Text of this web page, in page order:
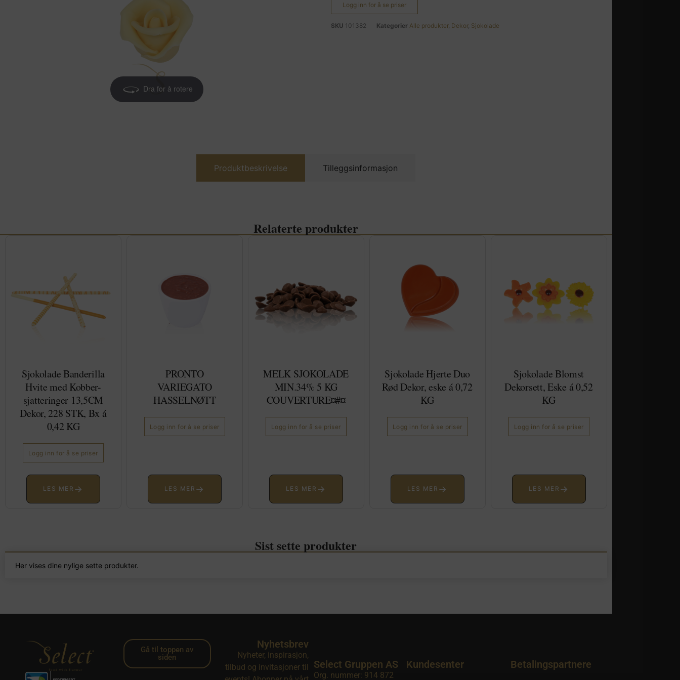
Dra for å rotere
Logg inn for å se priser
SKU 101382 Kategorier Alle produkter, Dekor, Sjokolade
Produktbeskrivelse Tilleggsinformasjon
Relaterte produkter
Sjokolade Banderilla
Hvite med Kobber-
sjatteringer 13,5CM
Dekor, 228 STK, Bx á
0,42 KG
Logg inn for å se priser
LES MER →
PRONTO
VARIEGATO
HASSELNØTT
Logg inn for å se priser
LES MER →
MELK SJOKOLADE
MIN.34% 5 KG
COUVERTURE¤#¤
Logg inn for å se priser
LES MER →
Sjokolade Hjerte Duo
Rød Dekor, eske á 0,72
KG
Logg inn for å se priser
LES MER →
Sjokolade Blomst
Dekorsett, Eske á 0,52
KG
Logg inn for å se priser
LES MER →
Sist sette produkter
Her vises dine nylige sette produkter.
Gå til toppen av
siden
Nyhetsbrev
Nyheter, inspirasjon,
tilbud og invitasjoner til
Select Gruppen AS
Org. nummer: 914 872
Kundesenter Betalingspartnere